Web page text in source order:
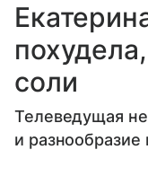
соли
Телеведущая
и разнообразие